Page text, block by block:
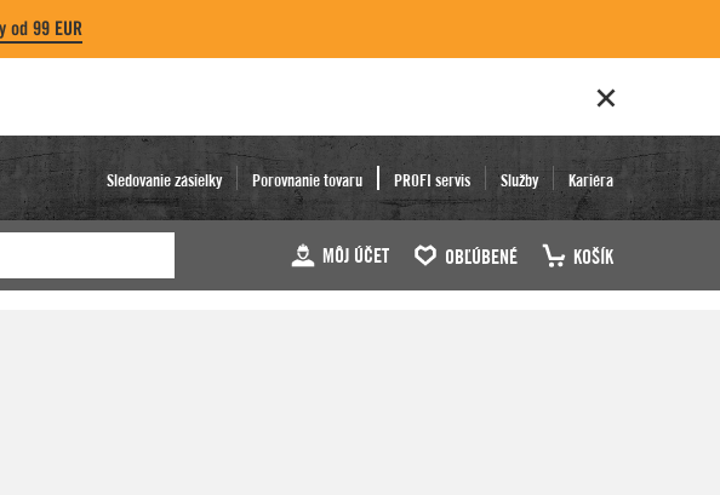
od 99 EUR
Sledovanie zásielky Porovnanie tovaru PROFI servis Služby Kariéra
MÔJ ÚČET OBĽÚBENÉ KOŠÍK